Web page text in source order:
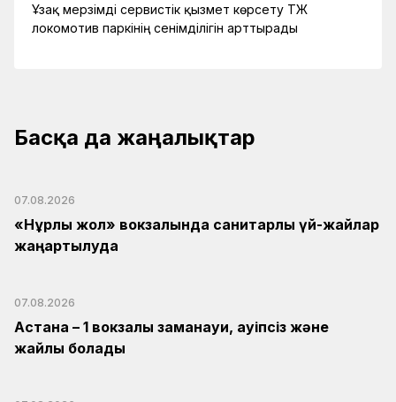
Ұзақ мерзімді сервистік қызмет көрсету ҚТЖ
локомотив паркінің сенімділігін арттырады
Басқа да жаңалықтар
07.08.2026
«Нұрлы жол» вокзалында санитарлық үй-жайлар
жаңартылуда
07.08.2026
Астана – 1 вокзалы заманауи, қауіпсіз және
жайлы болады